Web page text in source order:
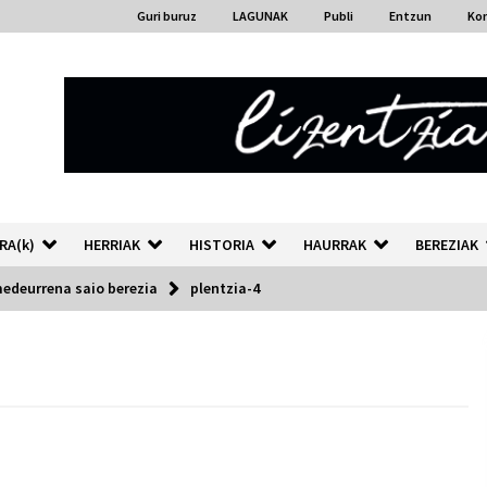
Guri buruz LAGUNAK Publi Entzun
HERRIAK HISTORIA HAURRAK BEREZIAK
saio berezia plentzia-4